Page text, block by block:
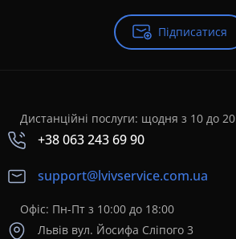
Підписатися
Дистанційні послуги: щодня з 10 до 20
+38 063 243 69 90
support@lvivservice.com.ua
Офіс: Пн-Пт з 10:00 до 18:00
Львів вул. Йосифа Сліпого 3